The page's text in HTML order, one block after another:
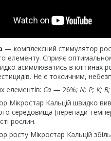
— комплексний стимулятор
елементу. Сприяє
асимілюватись в клітинах
Не є токсичним,
елементів: Ca — 26%; N; P; К;
Мікростар Кальцій швидко
середовища (перепади
рослин.
росту Мікростар Кальцій